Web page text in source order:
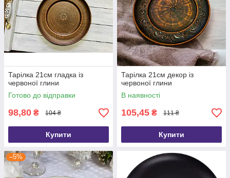
Тарілка 21см гладка із
червоної глини
Готово до відправки
98,80 ₴ 104 ₴
Купити
Тарілка 21см декор із
червоної глини
В наявності
105,45 ₴ 111 ₴
Купити
–5%